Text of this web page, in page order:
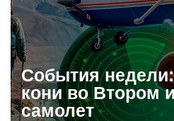
События
кони во Втором
самолет